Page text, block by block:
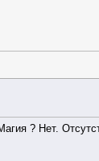
? Нет.